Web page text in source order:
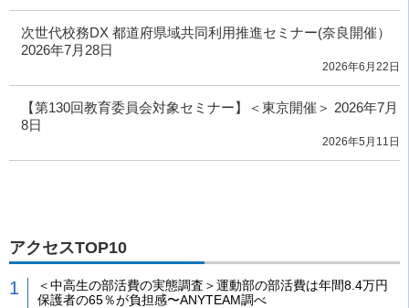
次世代校務DX 都道府県域共同利用推進セミナー(奈良開催）
2026年7月28日
2026年6月22日
【第130回教育委員会対象セミナー】＜東京開催＞ 2026年7月
8日
2026年5月11日
アクセスTOP10
＜中高生の部活費の実態調査＞運動部の部活費は年間8.4万円
保護者の65％が負担感〜ANYTEAM調べ